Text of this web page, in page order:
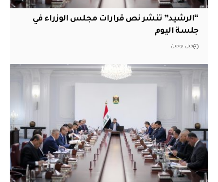
“الرشيد” تنشر نص قرارات مجلس الوزراء في
جلسة اليوم
قبل يومين